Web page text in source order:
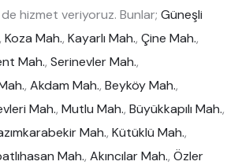
hizmet veriyoruz. Bunlar; Güneşli
, Koza Mah., Kayarlı Mah., Çine Mah.,
Mah., Serinevler Mah.,
, Akdam Mah., Beyköy Mah.,
Mah., Mutlu Mah., Büyükkapılı Mah.,
Mah., Kütüklü Mah.,
Mah., Akıncılar Mah., Özler